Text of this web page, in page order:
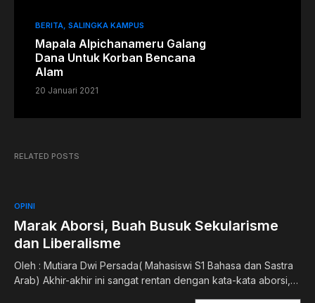
BERITA SALINGKA KAMPUS
Mapala Alpichanameru Galang
Dana Untuk Korban Bencana
Alam
20 Januari 2021
RELATED POSTS
OPINI
Marak Aborsi, Buah Busuk Sekularisme
dan Liberalisme
Oleh : Mutiara Dwi Persada( Mahasiswi S1 Bahasa dan Sastra
Arab) Akhir-akhir ini sangat rentan dengan kata-kata aborsi,…